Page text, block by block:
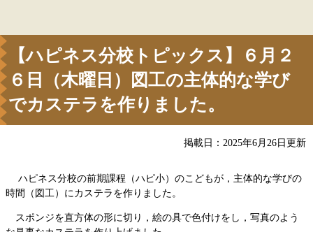
【ハピネス分校トピックス】６月２
６日（木曜日）図工の主体的な学び
でカステラを作りました。
掲載日：2025年6月26日更新
​ ハピネス分校の前期課程（ハピ小）のこどもが，主体的な学びの
時間（図工）にカステラを作りました。
スポンジを直方体の形に切り，絵の具で色付けをし，写真のよう